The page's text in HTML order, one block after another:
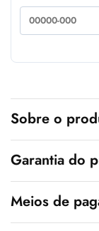
i
v
e
:
Sobre o
Garantia do
Meios de